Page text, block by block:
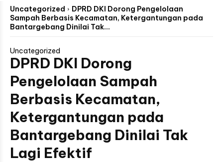
Uncategorized
DPRD DKI Dorong Pengelolaan
Sampah Berbasis Kecamatan, Ketergantungan pada
Bantargebang Dinilai Tak...
Uncategorized
DPRD DKI Dorong
Pengelolaan Sampah
Berbasis Kecamatan,
Ketergantungan pada
Bantargebang Dinilai Tak
Lagi Efektif